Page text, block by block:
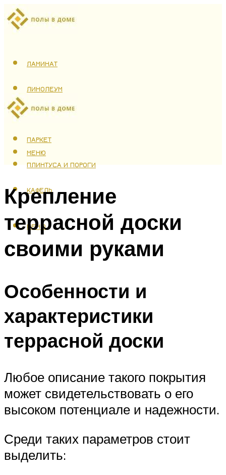
ЛАМИНАТ
ЛИНОЛЕУМ
ТЕПЛЫЙ ПОЛ
ПАРКЕТ
ПЛИНТУСА И ПОРОГИ
КАФЕЛЬ
МЕНЮ
МЕНЮ
Крепление
террасной доски
своими руками
Особенности и
характеристики
террасной доски
Любое описание такого покрытия
может свидетельствовать о его
высоком потенциале и надежности.
Среди таких параметров стоит
выделить: